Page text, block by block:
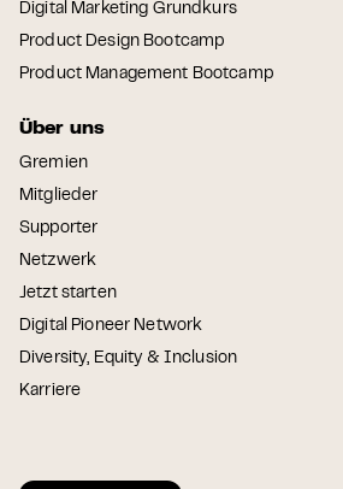
Digital Marketing Grundkurs
Product Design Bootcamp
Product Management Bootcamp
Über uns
Gremien
Mitglieder
Supporter
Netzwerk
Jetzt starten
Digital Pioneer Network
Diversity, Equity & Inclusion
Karriere